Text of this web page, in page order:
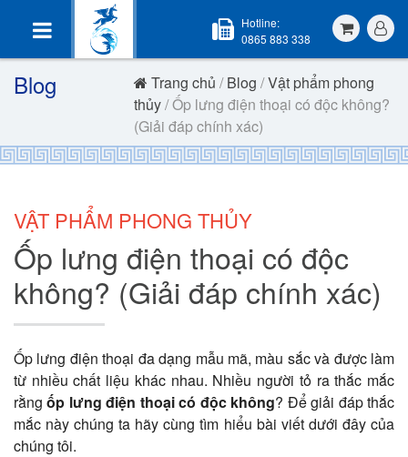
Hotline:
0865 883 338
Blog Trang chủ /Blog /Vật phẩm phong
thủy/ Ốp lưng điện thoại có độc không?
(Giải đáp chính xác)
VẬT PHẨM PHONG THỦY
Ốp lưng điện thoại có độc
không? (Giải đáp chính xác)
Ốp lưng điện thoại đa dạng mẫu mã, màu sắc và được làm
từ nhiều chất liệu khác nhau. Nhiều người tỏ ra thắc mắc
rằngốp lưng điện thoại có độc không? Để giải đáp thắc
mắc này chúng ta hãy cùng tìm hiểu bài viết dưới đây của
chúng tôi.